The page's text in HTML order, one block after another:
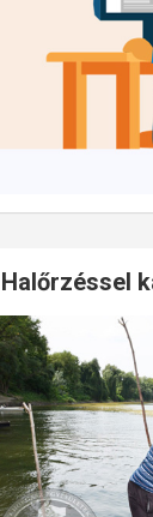
Halőrzéssel